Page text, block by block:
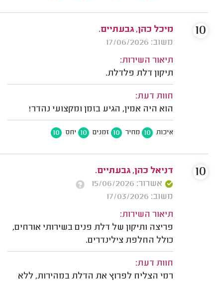
מיכל כהן, גבעתיים.
משוב: 17/06/2026
תיאור השירות:
תיקון דלת פלדלת.
חוות דעת:
הוא היה אמין, הגיע בזמן ומקצועי נהדר!
איכות 10 מחיר 10 זמנים 10 יחס 10
10
דניאל כהן, גבעתיים.
אשרור: 15/06/2026
משוב: 17/03/2026
תיאור השירות:
פריצה ותיקון של דלת פנים בשירותי אורחים,
כולל החלפת צילינדרים.
חוות דעת:
רמי הצליח לפרוץ את הדלת במהירות, ללא
10